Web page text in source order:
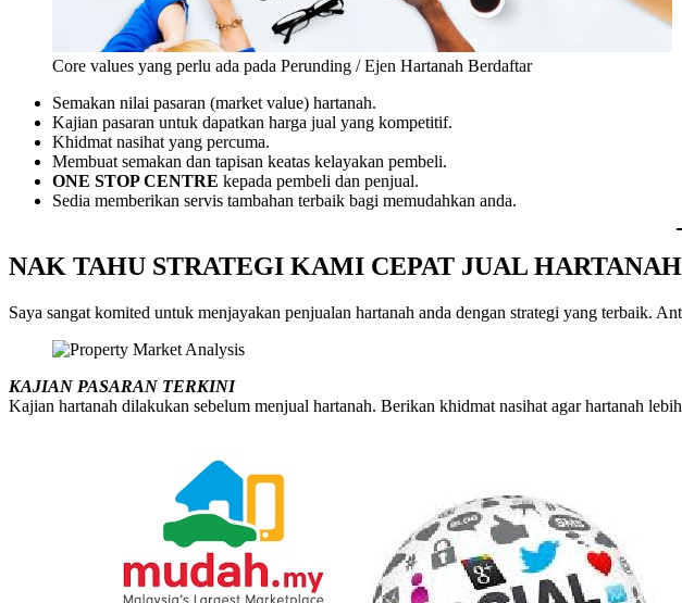
Core values yang perlu ada pada Perunding / Ejen Hartanah Berdaftar
Semakan nilai pasaran (market value) hartanah.
Kajian pasaran untuk dapatkan harga jual yang kompetitif.
Khidmat nasihat yang percuma.
Membuat semakan dan tapisan keatas kelayakan pembeli.
ONE STOP CENTRE kepada pembeli dan penjual.
Sedia memberikan servis tambahan terbaik bagi memudahkan anda.
NAK TAHU STRATEGI KAMI CEPAT JUAL
Saya sangat komited untuk menjayakan penjualan hartanah anda dengan strategi yang terbaik.
KAJIAN PASARAN TERKINI
Kajian hartanah dilakukan sebelum menjual hartanah. Berikan khidmat nasihat agar hartanah